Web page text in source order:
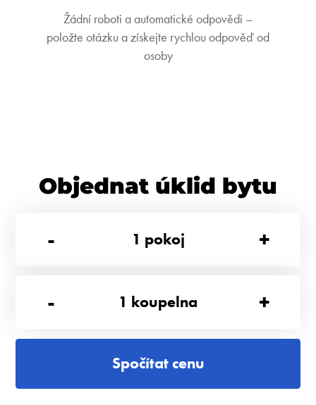
Žádní roboti a automatické odpovědi –
položte otázku a získejte rychlou odpověď od
osoby
Objednat úklid bytu
-
1 pokoj +
- 1 koupelna +
Spočítat cenu